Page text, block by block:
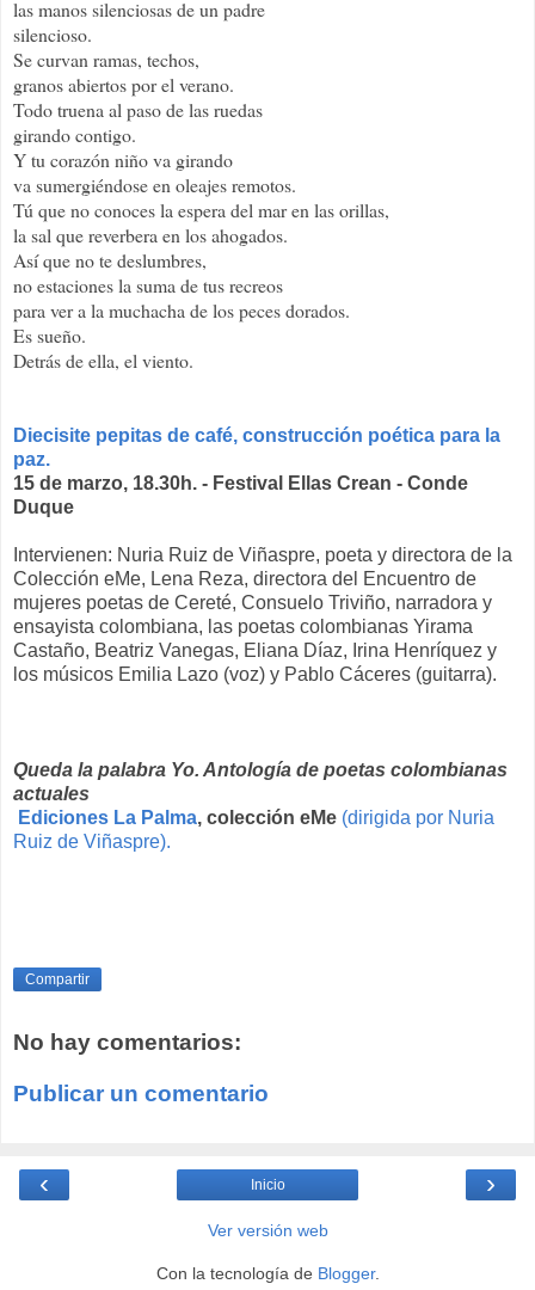
las manos silenciosas de un padre
silencioso.
Se curvan ramas, techos,
granos abiertos por el verano.
Todo truena al paso de las ruedas
girando contigo.
Y tu corazón niño va girando
va sumergiéndose en oleajes remotos.
Tú que no conoces la espera del mar en las orillas,
la sal que reverbera en los ahogados.
Así que no te deslumbres,
no estaciones la suma de tus recreos
para ver a la muchacha de los peces dorados.
Es sueño.
Detrás de ella, el viento.
Diecisite pepitas de café, construcción poética para la
paz.
15 de marzo, 18.30h. - Festival Ellas Crean - Conde
Duque
Intervienen: Nuria Ruiz de Viñaspre, poeta y directora de la
Colección eMe, Lena Reza, directora del Encuentro de
mujeres poetas de Cereté, Consuelo Triviño, narradora y
ensayista colombiana, las poetas colombianas Yirama
Castaño, Beatriz Vanegas, Eliana Díaz, Irina Henríquez y
los músicos Emilia Lazo (voz) y Pablo Cáceres (guitarra).
Queda la palabra Yo. Antología de poetas colombianas
actuales
Ediciones La Palma, colección eMe (dirigida por Nuria
Ruiz de Viñaspre).
Compartir
No hay comentarios:
Publicar un comentario
‹ ›
Inicio
Ver versión web
Con la tecnología de Blogger.